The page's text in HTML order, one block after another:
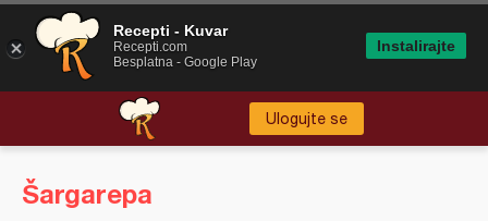
Ulogujte se
Šargarepa
Recepti - Kuvar
Recepti.com
Besplatna - Google Play
Instalirajte